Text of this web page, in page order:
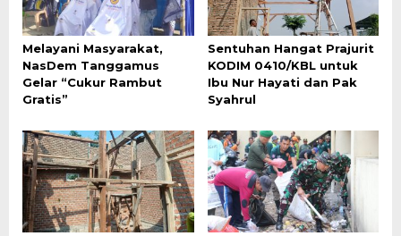
Melayani Masyarakat,
NasDem Tanggamus
Gelar “Cukur Rambut
Gratis”
Sentuhan Hangat Prajurit
KODIM 0410/KBL untuk
Ibu Nur Hayati dan Pak
Syahrul